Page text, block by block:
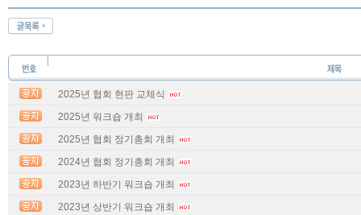
2025년 협회 현판 교체식
2025년 워크숍 개최
2025년 협회 정기총회 개최
2024년 협회 정기총회 개최
2023년 하반기 워크숍 개최
2023년 상반기 워크숍 개최